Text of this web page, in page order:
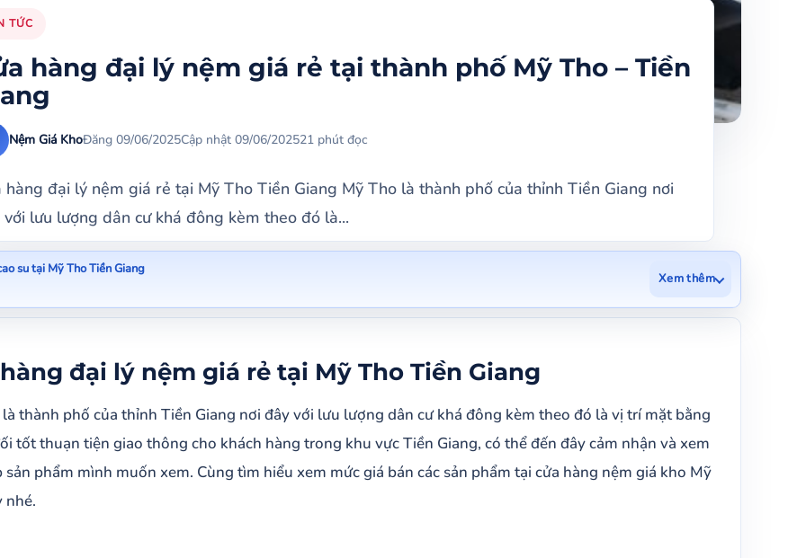
TỨC
hàng đại lý nệm giá rẻ tại thành phố Mỹ Tho – Tiền
Nệm Giá KhoĐăng 09/06/2025Cập nhật 09/06/202521 phút đọc
hàng đại lý nệm giá rẻ tại Mỹ Tho Tiền Giang Mỹ Tho là thành phố của thỉnh Tiền Giang nơi
lưu lượng dân cư khá đông kèm theo đó là...
su tại Mỹ Tho Tiền Giang
Xem thêm
cao su tại Mỹ Tho Tiền Giang
cao su Foam tại Mỹ Tho Tiền Giang
bông ép giá rẻ tại nệm giá kho Mỹ Tho
đại lý nệm giá rẻ tại Mỹ Tho Tiền Giang
thành phố của thỉnh Tiền Giang nơi đây với lưu lượng dân cư khá đông kèm theo đó là vị trí mặt bằng
tốt thuạn tiện giao thông cho khách hàng trong khu vực Tiền Giang, có thể đến đây cảm nhận và xem
sản phẩm mình muốn xem. Cùng tìm hiểu xem mức giá bán các sản phẩm tại cửa hàng nệm giá kho Mỹ
nhé.